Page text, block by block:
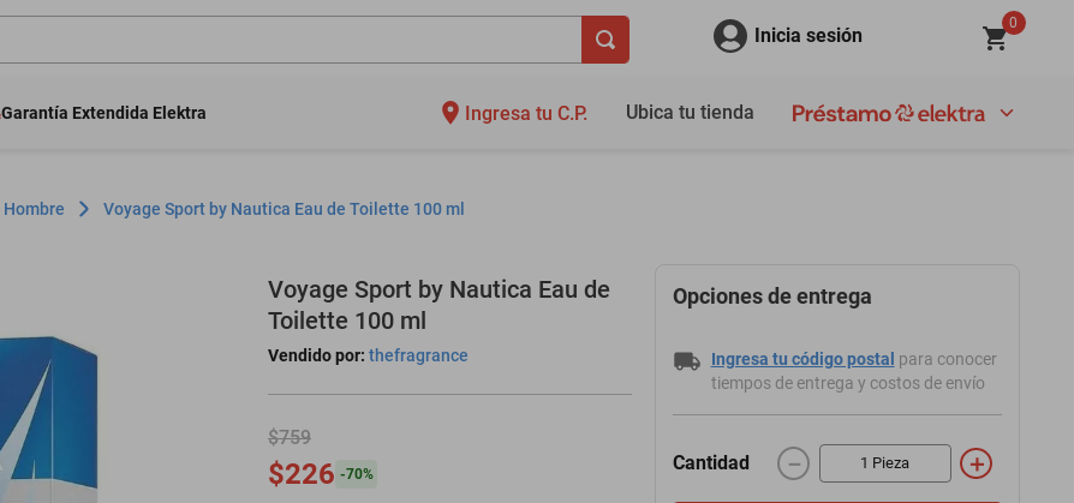
Inicia sesión
0
Garantía Extendida Elektra Ingresa tu C.P. Ubica tu tienda
Hombre Voyage Sport by Nautica Eau de Toilette 100 ml
Voyage Sport by Nautica Eau de
Toilette 100 ml
Vendido por: thefragrance
$759
$226 -70%
Opciones de entrega
Ingresa tu código postal para conocer
tiempos de entrega y costos de envío
Cantidad ＋
－